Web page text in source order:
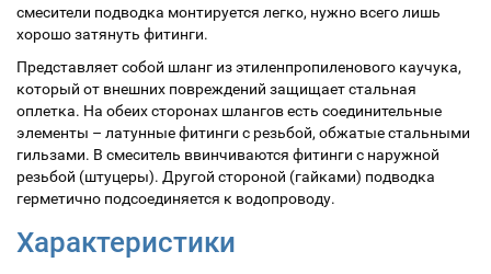
смесители подводка монтируется легко, нужно всего лишь
хорошо затянуть фитинги.
Представляет собой шланг из этиленпропиленового каучука,
который от внешних повреждений защищает стальная
оплетка. На обеих сторонах шлангов есть соединительные
элементы – латунные фитинги с резьбой, обжатые стальными
гильзами. В смеситель ввинчиваются фитинги с наружной
резьбой (штуцеры). Другой стороной (гайками) подводка
герметично подсоединяется к водопроводу.
Характеристики